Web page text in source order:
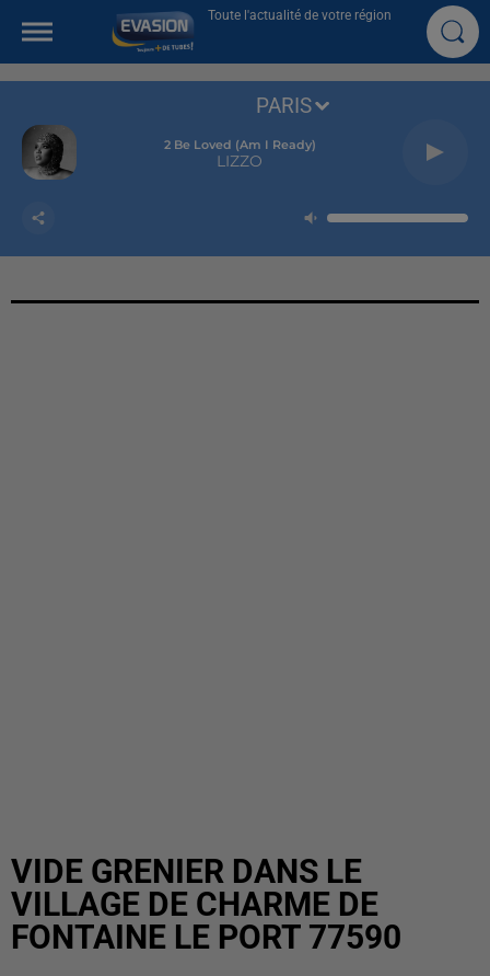
Toute l'actualité de votre région
2 Be Loved (am I Ready)
LIZZO
PARIS
VIDE GRENIER DANS LE
VILLAGE DE CHARME DE
FONTAINE LE PORT 77590